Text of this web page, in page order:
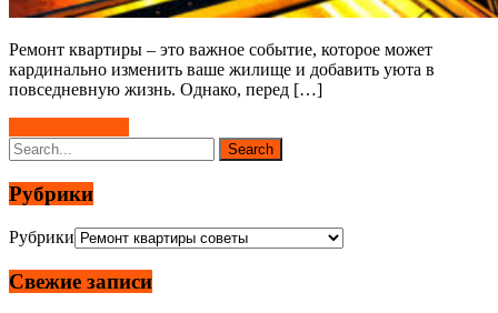
Ремонт квартиры – это важное событие, которое может
кардинально изменить ваше жилище и добавить уюта в
повседневную жизнь. Однако, перед […]
Рубрики
Рубрики
Свежие записи